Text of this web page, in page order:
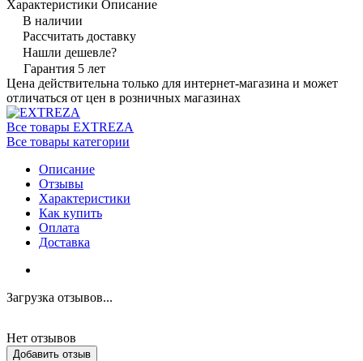
Характеристики Описание
В наличии
Рассчитать доставку
Нашли дешевле?
Гарантия 5 лет
Цена действительна только для интернет-магазина и может
отличаться от цен в розничных магазинах
Все товары EXTREZA
Все товары категории
Описание
Отзывы
Характеристики
Как купить
Оплата
Доставка
Загрузка отзывов...
Нет отзывов
Добавить отзыв